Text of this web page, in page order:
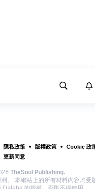
隱私政策 版權政策 Cookie 政
更新同意
TheSoul Publishing.
。 本網站上的所有材料內容均受